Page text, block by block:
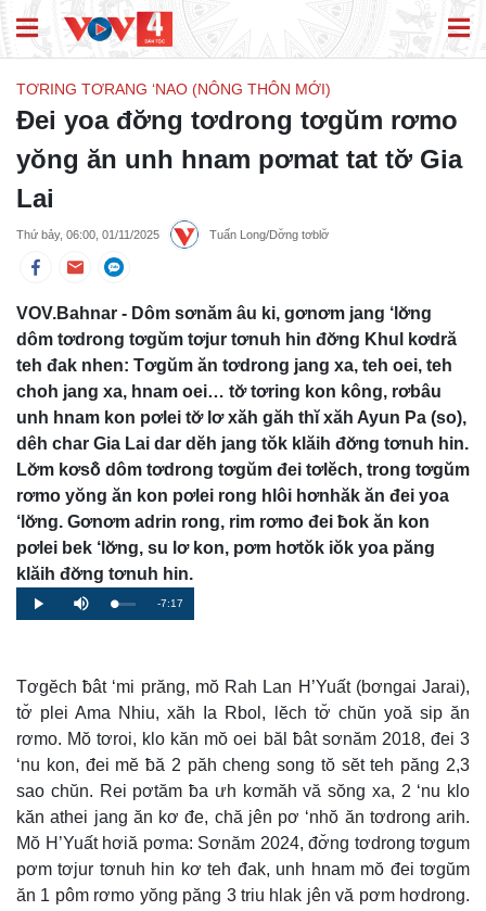
TƠRING TƠRANG ‘NAO (NÔNG THÔN MỚI)
Đei yoa đơ̆ng tơdrong tơgŭm rơmo
yŏng ăn unh hnam pơmat tat tơ̆ Gia
Lai
Thứ bảy, 06:00, 01/11/2025 Tuấn Long/Dơ̆ng tơblơ̆
VOV.Bahnar - Dôm sơnăm âu ki, gơnơm jang ‘lơ̆ng
dôm tơdrong tơgŭm tơjur tơnuh hin đơ̆ng Khul kơdră
teh đak nhen: Tơgŭm ăn tơdrong jang xa, teh oei, teh
choh jang xa, hnam oei… tơ̆ tơring kon kông, rơbâu
unh hnam kon pơlei tơ̆ lơ xăh găh thĭ xăh Ayun Pa (so),
dêh char Gia Lai dar dĕh jang tŏk klăih đơ̆ng tơnuh hin.
Lơ̆m kơsô̆ dôm tơdrong tơgŭm đei tơlĕch, trong tơgŭm
rơmo yŏng ăn kon pơlei rong hlôi hơnhăk ăn đei yoa
‘lơ̆ng. Gơnơm adrin rong, rim rơmo đei ƀok ăn kon
pơlei bek ‘lơ̆ng, su lơ kon, pơm hơtŏk iŏk yoa păng
klăih đơ̆ng tơnuh hin.
Play Mute Loaded
0%
Progress
0%
Remaining
-7:17
Tơgĕch ƀât ‘mi prăng, mŏ Rah Lan H’Yuất (bơngai Jarai),
tơ̆ plei Ama Nhiu, xăh Ia Rbol, lĕch tơ̆ chŭn yoă sip ăn
rơmo. Mŏ tơroi, klo kăn mŏ oei băl ƀât sơnăm 2018, đei 3
‘nu kon, đei mĕ ƀă 2 păh cheng song tŏ sĕt teh păng 2,3
sao chŭn. Rei pơtăm ƀa ưh kơmăh vă sŏng xa, 2 ‘nu klo
kăn athei jang ăn kơ đe, chă jên pơ ‘nhŏ ăn tơdrong arih.
Mŏ H’Yuất hơiă pơma: Sơnăm 2024, đơ̆ng tơdrong tơgum
pơm tơjur tơnuh hin kơ teh đak, unh hnam mŏ đei tơgŭm
ăn 1 pôm rơmo yŏng păng 3 triu hlak jên vă pơm hơdrong.